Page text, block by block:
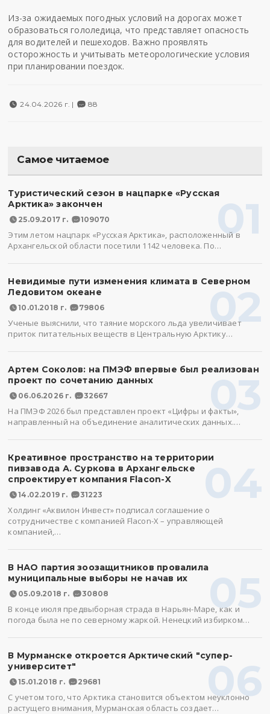
Из-за ожидаемых погодных условий на дорогах может
образоваться гололедица, что представляет опасность
для водителей и пешеходов. Важно проявлять
осторожность и учитывать метеорологические условия
при планировании поездок.
24.04.2026 г. | 88
Самое читаемое
01
Туристический сезон в нацпарке «Русская
Арктика» закончен
25.09.2017 г. 109070
Этим летом нацпарк «Русская Арктика», расположенный в
Архангельской области посетили 1142 человека. По…
02
Невидимые пути изменения климата в Северном
Ледовитом океане
10.01.2018 г. 79806
Ученые выяснили, что таяние морского льда увеличивает
приток питательных веществ в Центральную Арктику…
03
Артем Соколов: на ПМЭФ впервые был реализован
проект по сочетанию данных
06.06.2026 г. 32667
На ПМЭФ 2026 был представлен проект «Цифры и факты»,
направленный на объединение аналитических данных.…
04
Креативное пространство на территории
пивзавода А. Суркова в Архангельске
спроектирует компания Flacon-X
14.02.2019 г. 31223
Холдинг «Аквилон Инвест» подписал соглашение о
сотрудничестве с компанией Flacon-X – управляющей
компанией,…
05
В НАО партия зоозащитников провалила
муниципальные выборы не начав их
05.09.2018 г. 30808
В конце июля предвыборная страда в Нарьян-Маре, как и
погода была не по северному жаркой. Ненецкий избирком…
06
В Мурманске откроется Арктический "супер-
университет"
15.01.2018 г. 29681
С учетом того, что Арктика становится объектом неуклонно
растущего внимания, Мурманская область создает…